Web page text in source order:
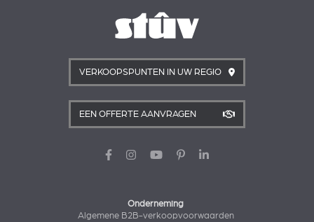
VERKOOPSPUNTEN IN UW REGIO
EEN OFFERTE AANVRAGEN
Onderneming
Algemene B2B-verkoopvoorwaarden